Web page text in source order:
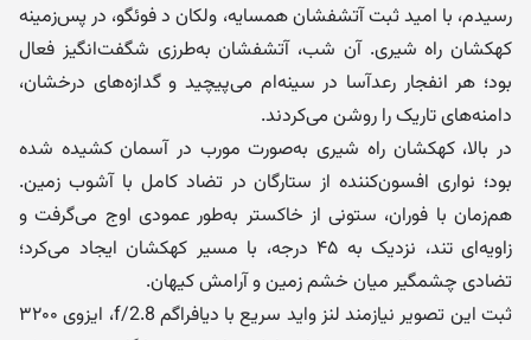
رسیدم، با امید ثبت آتشفشان همسایه، ولکان د فوئگو، در پس‌زمینه
کهکشان راه شیری. آن شب، آتشفشان به‌طرزی شگفت‌انگیز فعال
بود؛ هر انفجار رعدآسا در سینه‌ام می‌پیچید و گدازه‌های درخشان،
دامنه‌های تاریک را روشن می‌کردند.
در بالا، کهکشان راه شیری به‌صورت مورب در آسمان کشیده شده
بود؛ نواری افسون‌کننده از ستارگان در تضاد کامل با آشوب زمین.
هم‌زمان با فوران، ستونی از خاکستر به‌طور عمودی اوج می‌گرفت و
زاویه‌ای تند، نزدیک به ۴۵ درجه، با مسیر کهکشان ایجاد می‌کرد؛
تضادی چشمگیر میان خشم زمین و آرامش کیهان.
ثبت این تصویر نیازمند لنز واید سریع با دیافراگم f/2.8، ایزوی ۳۲۰۰